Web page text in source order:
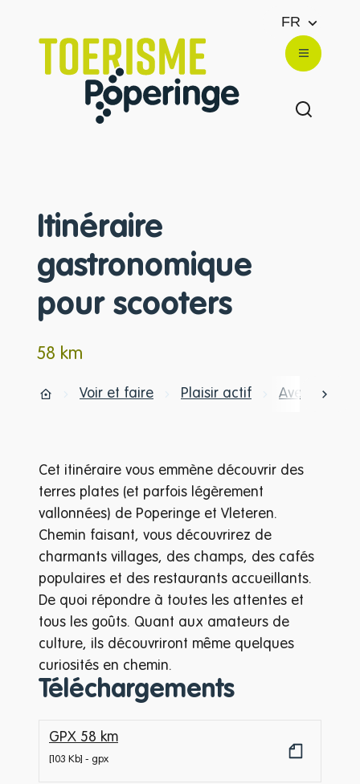
FR
Website
Menu
Itinéraire
gastronomique
pour scooters
58 km
Page d'accueil
Voir et faire Plaisir actif Aventure et
Cet itinéraire vous emmène découvrir des
terres plates (et parfois légèrement
vallonnées) de Poperinge et Vleteren.
Chemin faisant, vous découvrirez de
charmants villages, des champs, des cafés
populaires et des restaurants accueillants.
De quoi répondre à toutes les attentes et
tous les goûts. Quant aux amateurs de
culture, ils découvriront même quelques
curiosités en chemin.
Téléchargements
GPX 58 km
103 Kb gpx